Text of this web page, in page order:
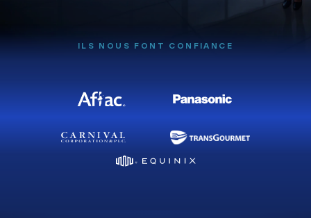
ILS NOUS FONT CONFIANCE